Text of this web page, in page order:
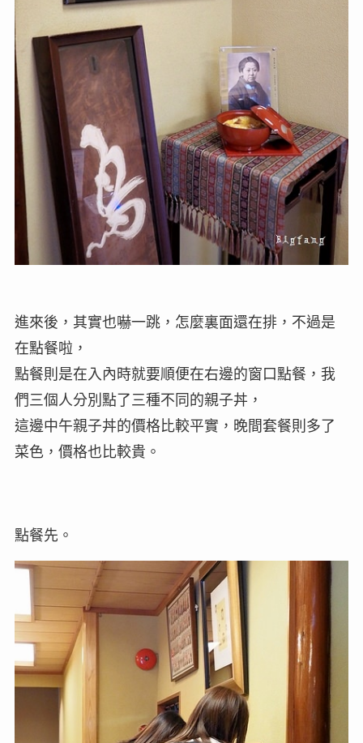
進來後，其實也嚇一跳，怎麼裏面還在排，不過是
在點餐啦，
點餐則是在入內時就要順便在右邊的窗口點餐，我
們三個人分別點了三種不同的親子丼，
這邊中午親子丼的價格比較平實，晚間套餐則多了
菜色，價格也比較貴。
點餐先。